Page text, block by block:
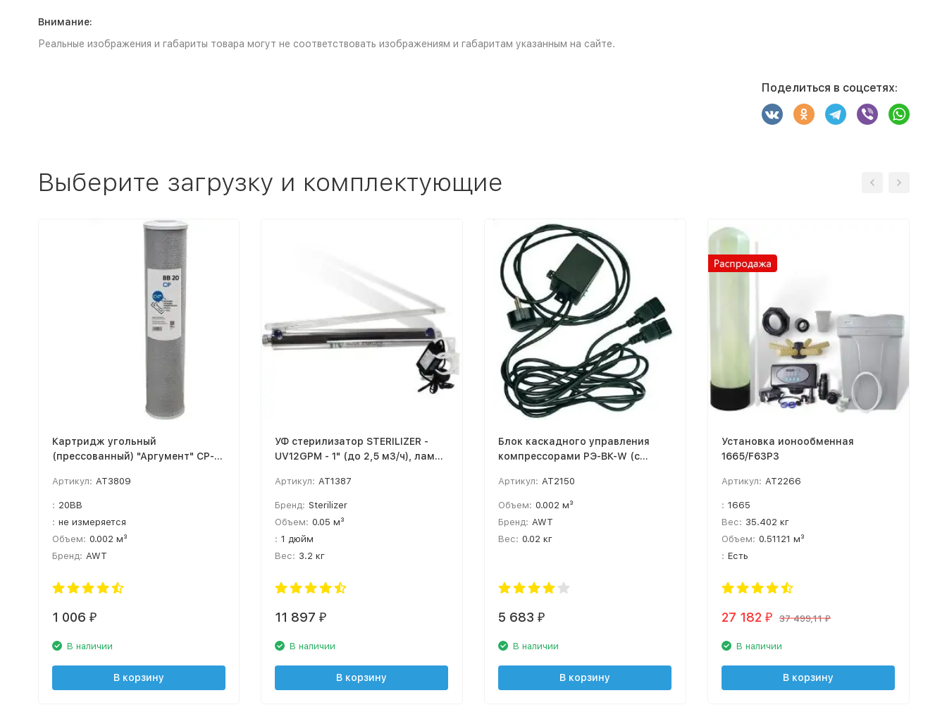
Внимание:
Реальные изображения и габариты товара могут не соответствовать изображениям и габаритам указанным на сайте.
Поделиться в соцсетях:
Выберите загрузку и комплектующие
Картридж угольный
(прессованный) "Аргумент" CP-
Артикул: AT3809
: 20BB
: не измеряется
Объем: 0.002 м³
Бренд: AWT
1 006 ₽
В наличии
В корзину
УФ стерилизатор STERILIZER -
UV12GPM - 1" (до 2,5 м3/ч), лампа
Артикул: AT1387
Бренд: Sterilizer
Объем: 0.05 м³
: 1 дюйм
Вес: 3.2 кг
11 897 ₽
В наличии
В корзину
Блок каскадного управления
компрессорами РЭ-ВК-W (с
Артикул: AT2150
Объем: 0.002 м³
Бренд: AWT
Вес: 0.02 кг
5 683 ₽
В наличии
В корзину
Установка ионообменная
1665/F63P3
Артикул: AT2266
: 1665
Вес: 35.402 кг
Объем: 0.51121 м³
: Есть
27 182 ₽ 37 499,11 ₽
В наличии
В корзину